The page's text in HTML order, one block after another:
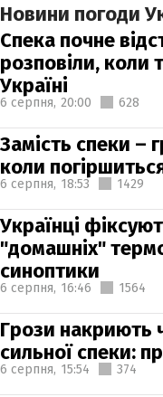
Новини погоди
Спека почне
розповіли, коли
Україні
6 серпня, 20:00 628
Замість спеки –
коли
6 серпня, 18:53 1429
Українці
"домашніх"
синоптики
6 серпня, 16:46 1564
Грози накриють
сильної спеки:
6 серпня, 15:54 374